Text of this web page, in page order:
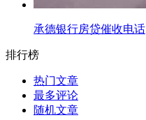
承德银行房贷催收电话
排行榜
热门文章
最多评论
随机文章